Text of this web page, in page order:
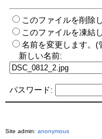
このファイルを削除
このファイルを凍結
名前を変更します。(
新しい名前:
パスワード:
Site admin: anonymous